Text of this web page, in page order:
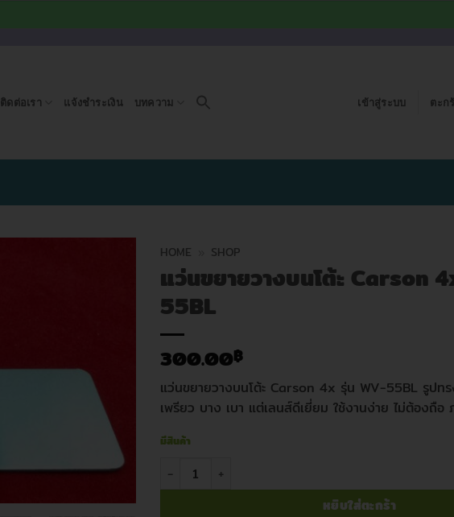
ติดต่อเรา แจ้งชำระเงิน บทความ เข้าสู่ระบบ ตะก
HOME SHOP
แว่นขยายวางบนโต้ะ Carson
55BL
300.00฿
แว่นขยายวางบนโต้ะ Carson 4x รุ่น WV-55BL รูปท
เพรียว บาง เบา แต่เลนส์ดีเยี่ยม ใช้งานง่าย ไม่ต้องถือ
มีสินค้า
จำนวน แว่นขยายวางบนโต้ะ Carson 4x รุ่น WV-55BL ชิ้น
หยิบใส่ตะกร้า